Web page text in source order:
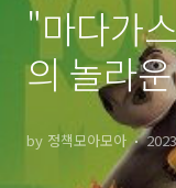
"마다가
의 놀라
by 정책모아모아